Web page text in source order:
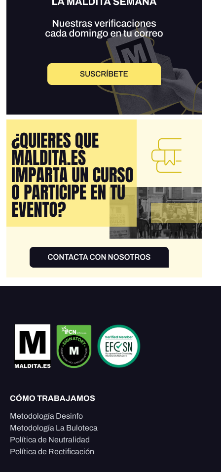
CÓMO TRABAJAMOS
Metodología Desinfo
Metodología La Buloteca
Política de Neutralidad
Política de Rectificación